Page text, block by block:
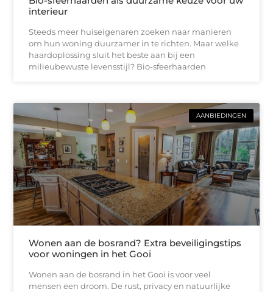
interieur
Steeds meer huiseigenaren zoeken naar manieren
om hun woning duurzamer in te richten. Maar welke
haardoplossing sluit het beste aan bij een
milieubewuste levensstijl? Bio-sfeerhaarden
AANBIEDINGEN
Wonen aan de bosrand? Extra beveiligingstips
voor woningen in het Gooi
Wonen aan de bosrand in het Gooi is voor veel
mensen een droom. De rust, privacy en natuurlijke